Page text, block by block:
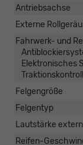
Antriebsachse
Externe
Fahrwerk- und
Elektronisches
Felgengröße
Felgentyp
Lautstärke
Reifen-